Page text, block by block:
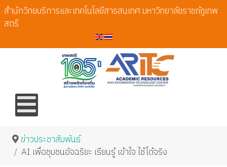
สำนักวิทยบริการและเทคโนโลยีสารสนเทศ มหาวิทยาลัยราชภัฏเทพ
สตรี
ข่าวประชาสัมพันธ์
AI เพื่อชุมชนอัจฉริยะ เรียนรู้ เข้าใจ ใช้ได้จริง